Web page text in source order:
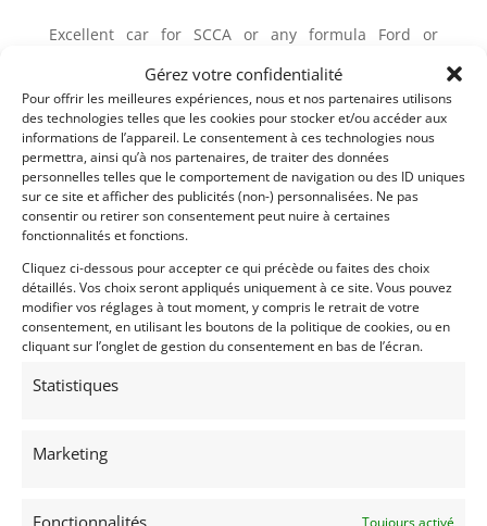
Gérez votre confidentialité
Pour offrir les meilleures expériences, nous et nos partenaires utilisons
des technologies telles que les cookies pour stocker et/ou accéder aux
informations de l’appareil. Le consentement à ces technologies nous
permettra, ainsi qu’à nos partenaires, de traiter des données
personnelles telles que le comportement de navigation ou des ID uniques
sur ce site et afficher des publicités (non-) personnalisées. Ne pas
consentir ou retirer son consentement peut nuire à certaines
fonctionnalités et fonctions.
Cliquez ci-dessous pour accepter ce qui précède ou faites des choix
détaillés. Vos choix seront appliqués uniquement à ce site. Vous pouvez
modifier vos réglages à tout moment, y compris le retrait de votre
consentement, en utilisant les boutons de la politique de cookies, ou en
cliquant sur l’onglet de gestion du consentement en bas de l’écran.
Statistiques
Marketing
Fonctionnalités Toujours activé
Excellent car for SCCA or any formula Ford or
restoration of a very high caliber:
Loynings 1600 Ford with updated aluminum head.
Fresh with dyno time only
Hewland MK9, 4 speed
Fox Double Adjustable Shocks
Aerotec Fuel Cell
The composite bodywork is in excellent condition
The BD-1 comes with 3 spare Panasport wheels.
SCCA Logbooks is included
Vehicle is located in Oregon
Partager cette annonce